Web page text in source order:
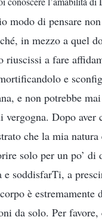
modo di pensare
in mezzo a quel
riuscissi a fare
e
e non potrebbe
vergogna. Dopo
che la mia
solo per un po’
soddisfarTi, a
è estremamente
da solo. Per